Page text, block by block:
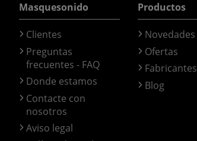
Masquesonido
Clientes
Preguntas
frecuentes - FAQ
Donde estamos
Contacte con
nosotros
Aviso legal
Productos
Novedades
Ofertas
Fabricantes
Blog